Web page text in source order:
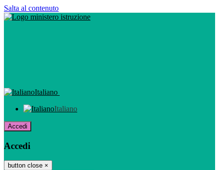
Salta al contenuto
Italiano
Italiano
Accedi
Accedi
button close ×